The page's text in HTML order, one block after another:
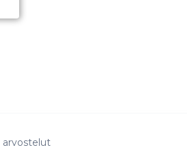
arvostelut